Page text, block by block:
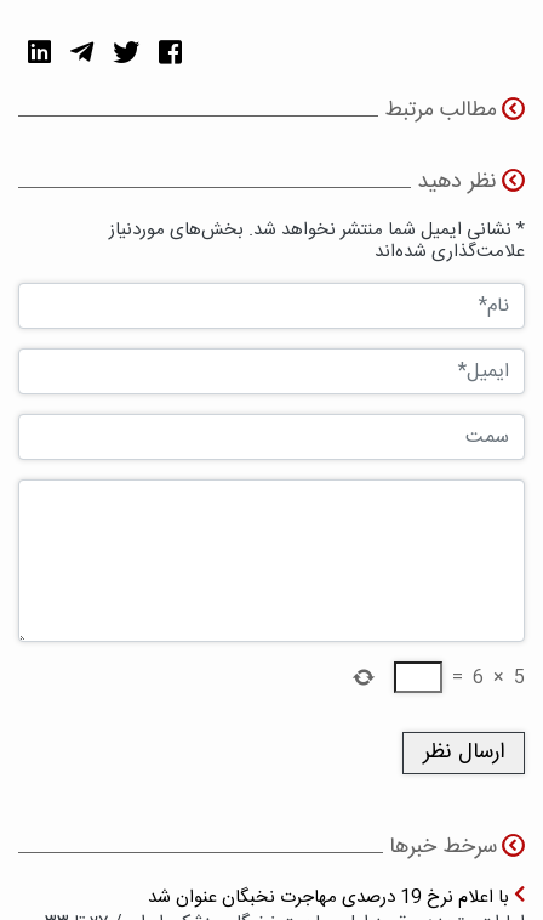
مطالب مرتبط
نظر دهید
* نشانی ایمیل شما منتشر نخواهد شد. بخش‌های موردنیاز
علامت‌گذاری شده‌اند
5
×
6
=
سرخط خبرها
با اعلام نرخ 19 درصدی مهاجرت نخبگان عنوان شد